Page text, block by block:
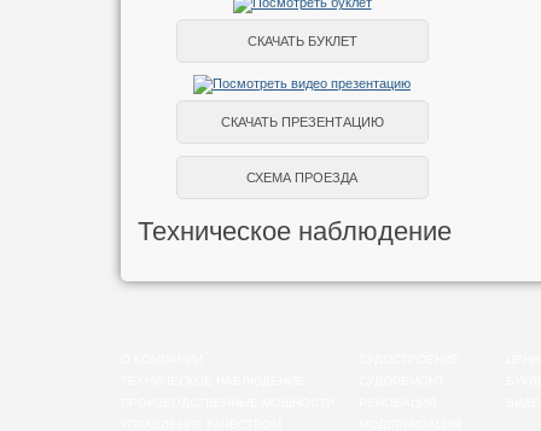
СКАЧАТЬ БУКЛЕТ
СКАЧАТЬ ПРЕЗЕНТАЦИЮ
СХЕМА ПРОЕЗДА
Техническое наблюдение